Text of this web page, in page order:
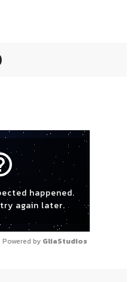
happened.
again later.
Powered by GliaStudios